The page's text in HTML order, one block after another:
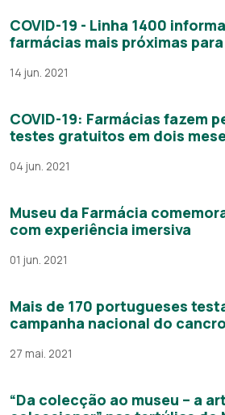
COVID-19 - Linha 1400
farmácias mais próximas
14 jun. 2021
COVID-19: Farmácias fazem
testes gratuitos em dois
04 jun. 2021
Museu da Farmácia
com experiência imersiva
01 jun. 2021
Mais de 170 portugueses
campanha nacional do
27 mai. 2021
“Da colecção ao museu – a